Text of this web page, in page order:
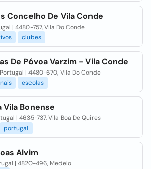
Concelho De Vila Conde
| 4480-757, Vila Do Conde
clubes
De Póvoa Varzim - Vila Conde
| 4480-670, Vila Do Conde
escolas
Bonense
| 4635-737, Vila Boa De Quires
portugal
Alvim
| 4820-496, Medelo